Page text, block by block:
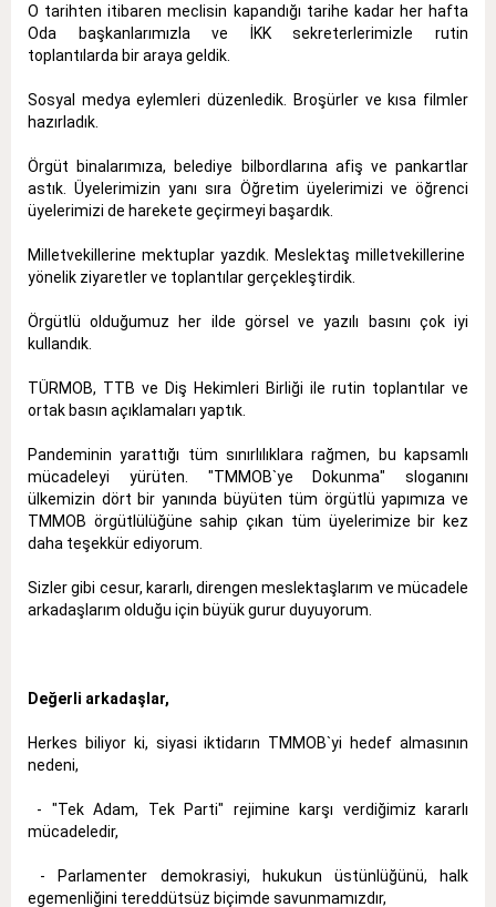
O tarihten itibaren meclisin kapandığı tarihe kadar her hafta
Oda başkanlarımızla ve İKK sekreterlerimizle rutin
toplantılarda bir araya geldik.
Sosyal medya eylemleri düzenledik. Broşürler ve kısa filmler
hazırladık.
Örgüt binalarımıza, belediye bilbordlarına afiş ve pankartlar
astık. Üyelerimizin yanı sıra Öğretim üyelerimizi ve öğrenci
üyelerimizi de harekete geçirmeyi başardık.
Milletvekillerine mektuplar yazdık. Meslektaş milletvekillerine
yönelik ziyaretler ve toplantılar gerçekleştirdik.
Örgütlü olduğumuz her ilde görsel ve yazılı basını çok iyi
kullandık.
TÜRMOB, TTB ve Diş Hekimleri Birliği ile rutin toplantılar ve
ortak basın açıklamaları yaptık.
Pandeminin yarattığı tüm sınırlılıklara rağmen, bu kapsamlı
mücadeleyi yürüten. "TMMOB`ye Dokunma" sloganını
ülkemizin dört bir yanında büyüten tüm örgütlü yapımıza ve
TMMOB örgütlülüğüne sahip çıkan tüm üyelerimize bir kez
daha teşekkür ediyorum.
Sizler gibi cesur, kararlı, direngen meslektaşlarım ve mücadele
arkadaşlarım olduğu için büyük gurur duyuyorum.
Değerli arkadaşlar,
Herkes biliyor ki, siyasi iktidarın TMMOB`yi hedef almasının
nedeni,
- "Tek Adam, Tek Parti" rejimine karşı verdiğimiz kararlı
mücadeledir,
- Parlamenter demokrasiyi, hukukun üstünlüğünü, halk
egemenliğini tereddütsüz biçimde savunmamızdır,